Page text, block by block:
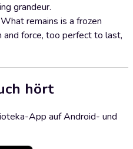
grandeur.
remains is a frozen
force, too perfect to last,
hört
App auf Android- und